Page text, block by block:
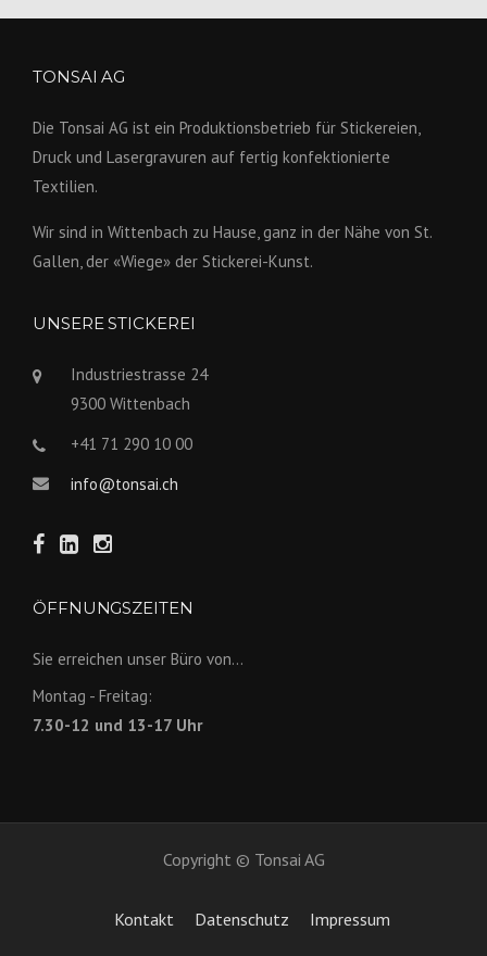
TONSAI AG
Die Tonsai AG ist ein Produktions­betrieb für Stickereien,
Druck und Lasergravuren auf fertig konfek­tionierte
Textilien.
Wir sind in Wittenbach zu Hause, ganz in der Nähe von St.
Gallen, der «Wiege» der Stickerei-Kunst.
UNSERE STICKEREI
Industriestrasse 24
9300 Wittenbach
+41 71 290 10 00
info@tonsai.ch
ÖFFNUNGSZEITEN
Sie erreichen unser Büro von...
Montag - Freitag:
7.30-12 und 13-17 Uhr
Copyright © Tonsai AG
Kontakt Datenschutz Impressum